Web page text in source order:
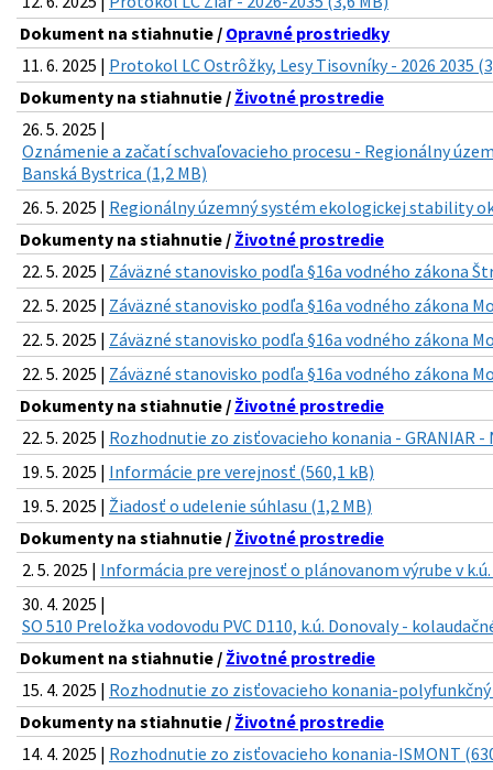
Dokument na stiahnutie / Opravné prostriedky
11. 6. 2025 | Protokol LC Ostrôžky, Lesy Tisovníky - 2026 2035
Dokumenty na stiahnutie / Životné prostredie
26. 5. 2025 |
Oznámenie a začatí schvaľovacieho procesu - Regionálny
Banská Bystrica (1,2 MB)
26. 5. 2025 | Regionálny územný systém ekologickej stability
Dokumenty na stiahnutie / Životné prostredie
22. 5. 2025 | Záväzné stanovisko podľa §16a vodného zákona
22. 5. 2025 | Záväzné stanovisko podľa §16a vodného zákona
22. 5. 2025 | Záväzné stanovisko podľa §16a vodného zákona
22. 5. 2025 | Záväzné stanovisko podľa §16a vodného zákona
Dokumenty na stiahnutie / Životné prostredie
22. 5. 2025 | Rozhodnutie zo zisťovacieho konania - GRANIAR -
19. 5. 2025 | Informácie pre verejnosť (560,1 kB)
19. 5. 2025 | Žiadosť o udelenie súhlasu (1,2 MB)
Dokumenty na stiahnutie / Životné prostredie
2. 5. 2025 | Informácia pre verejnosť o plánovanom výrube v
30. 4. 2025 |
SO 510 Preložka vodovodu PVC D110, k.ú. Donovaly -
Dokument na stiahnutie / Životné prostredie
15. 4. 2025 | Rozhodnutie zo zisťovacieho konania-polyfunkčný
Dokumenty na stiahnutie / Životné prostredie
14. 4. 2025 | Rozhodnutie zo zisťovacieho konania-ISMONT